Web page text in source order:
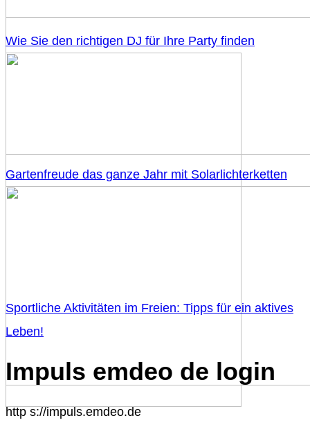
Wie Sie den richtigen DJ für Ihre Party finden
Gartenfreude das ganze Jahr mit Solarlichterketten
Sportliche Aktivitäten im Freien: Tipps für ein aktives
Leben!
Impuls emdeo de login
http s://impuls.emdeo.de